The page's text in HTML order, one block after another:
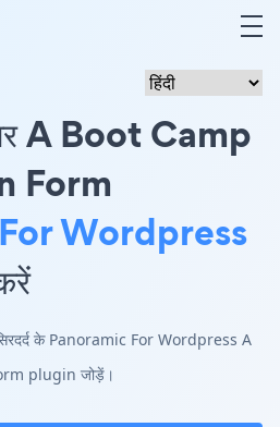
A Boot Camp
Form
Wordpress
सिरदर्द के Panoramic For Wordpress A
plugin जोड़ें।